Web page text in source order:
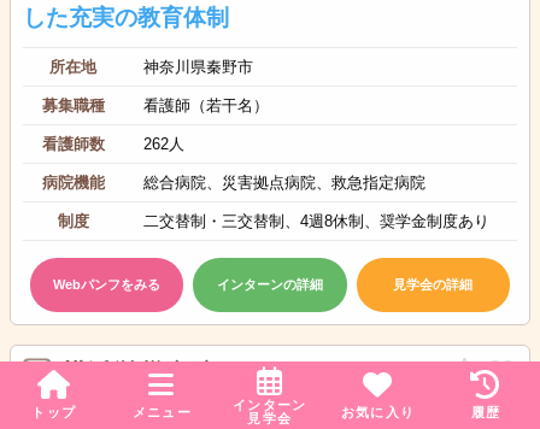
トップ メニュー
インターン
見学会
お気に入り 履歴
した充実の教育体制
所在地 神奈川県秦野市
募集職種 看護師（若干名）
看護師数 262人
病院機能 総合病院、災害拠点病院、救急指定病院
制度 二交替制・三交替制、4週8休制、奨学金制度あり
Webパンフをみる インターンの詳細 見学会の詳細
横浜労災病院
公的病院 高度急性期・急性期